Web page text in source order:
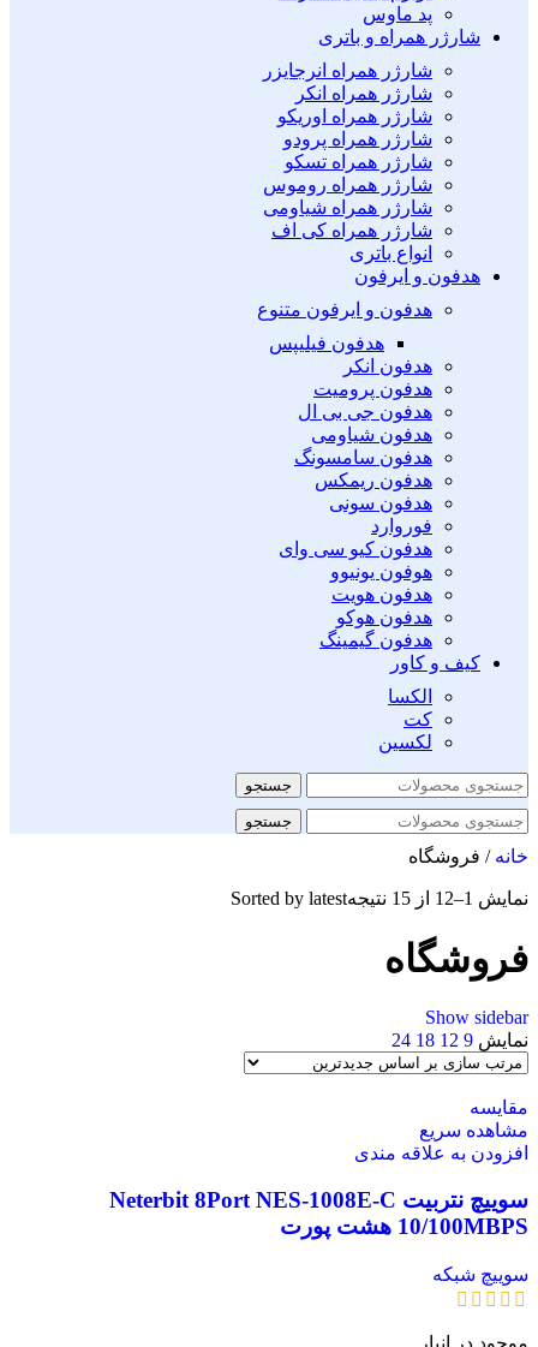
پد ماوس
شارژر همراه و باتری
شارژر همراه انرجایزر
شارژر همراه انکر
شارژر همراه اوریکو
شارژر همراه پرودو
شارژر همراه تسکو
شارژر همراه روموس
شارژر همراه شیاومی
شارژر همراه کی اف
انواع باتری
هدفون و ایرفون
هدفون و ایرفون متنوع
هدفون فیلیپس
هدفون انکر
هدفون پرومیت
هدفون جی بی ال
هدفون شیاومی
هدفون سامسونگ
هدفون ریمکس
هدفون سونی
فوروارد
هدفون کیو سی وای
هوفون یونیوو
هدفون هویت
هدفون هوکو
هدفون گیمینگ
کیف و کاور
الکسا
کت
لکسین
جستجو
جستجو
خانه/ فروشگاه
نمایش 1–12 از 15 نتیجه Sorted by latest
فروشگاه
Show sidebar
نمایش 9
12
18
24
مقایسه
مشاهده سریع
افزودن به علاقه مندی
سوییچ نتربیت Neterbit 8Port NES-1008E-C
10/100MBPS هشت پورت
سوییچ شبکه
موجود در انبار